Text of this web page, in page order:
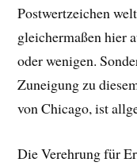
Postwertzeichen
gleichermaßen hier
oder wenigen.
Zuneigung zu
von Chicago, ist
Die Verehrung für